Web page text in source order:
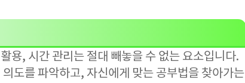
용, 시간 관리는 절대 빼놓을 수 없는 요소입니다.
도를 파악하고, 자신에게 맞는 공부법을 찾아가는